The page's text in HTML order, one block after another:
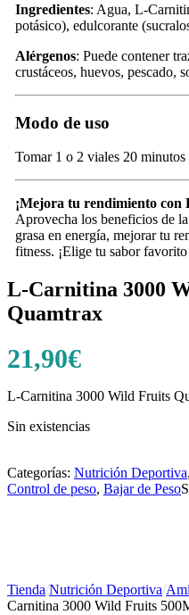
Ingredientes: Agua, L-
potásico), edulcorante
Alérgenos: Puede contener
crustáceos, huevos, pescado,
Modo de uso
Tomar 1 o 2 viales 20 minutos
¡Mejora tu rendimiento con
Aprovecha los beneficios de
grasa en energía, mejorar tu
fitness. ¡Elige tu sabor
L-Carnitina 3000
Quamtrax
21,90€
L-Carnitina 3000 Wild Fruits
Sin existencias
Categorías: Nutrición Deportiva,
Control de peso, Bajar de Peso
Tienda/Nutrición Deportiva/
Carnitina 3000 Wild Fruits